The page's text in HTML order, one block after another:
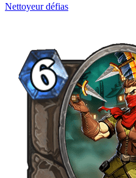
Nettoyeur défias